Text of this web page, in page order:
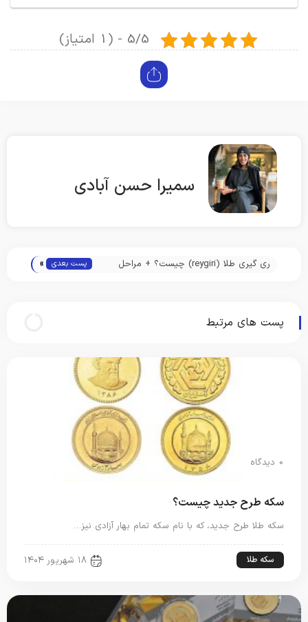
5/5 - (1 امتیاز)
سمیرا حسن آبادی
ری گیری طلا (reygiri) چیست؟ + مراحل
پست بعدی »
پست های مرتبط
0 دیدگاه
سکه طرح جدید چیست؟
سکه طلا طرح جدید، که با نام سکه تمام بهار آزادی نیز…
سکه طلا ۱۸ شهریور ۱۴۰۴